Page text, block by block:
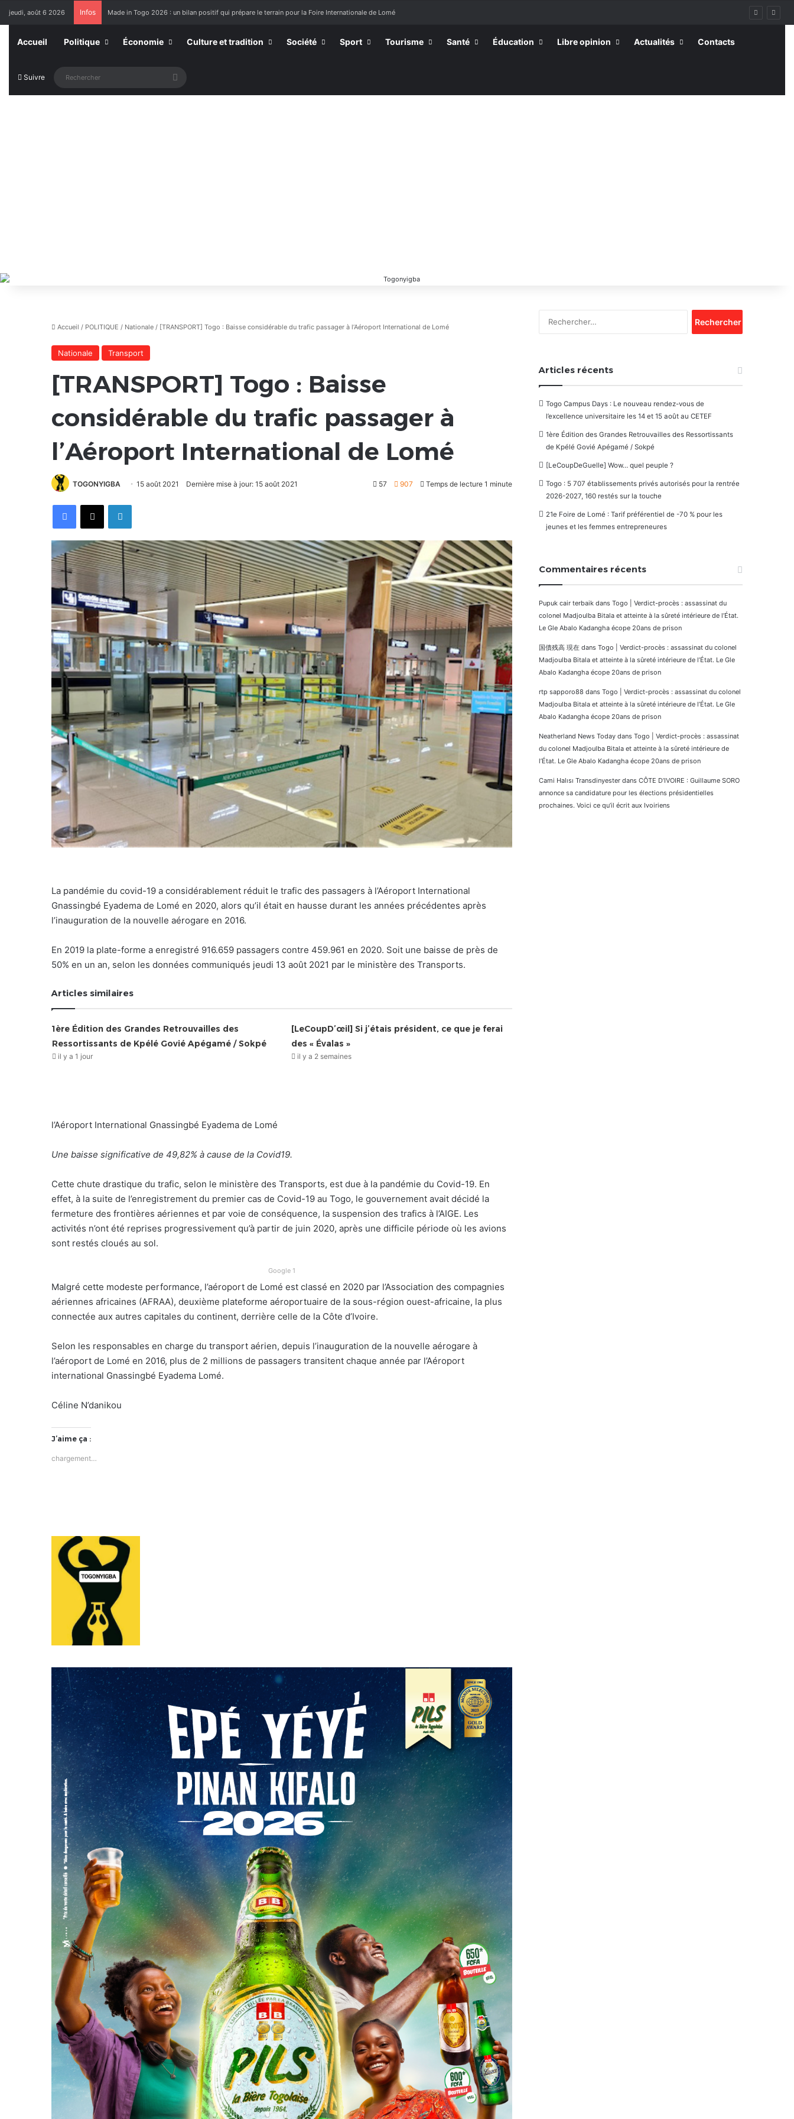
jeudi, août 6 2026 Infos Made in Togo 2026 : un bilan positif qui prépare le terrain pour la Foire Internationale de Lomé
Accueil Politique Économie Culture et tradition Société Sport Tourisme Santé Éducation Libre opinion Actualités Contacts
Suivre Rechercher
Accueil / POLITIQUE / Nationale / [TRANSPORT] Togo : Baisse considérable du trafic passager à l’Aéroport International de Lomé
Nationale Transport
[TRANSPORT] Togo : Baisse
considérable du trafic passager à
l’Aéroport International de Lomé
TOGONYIGBA 15 août 2021 Dernière mise à jour: 15 août 2021 57 907 Temps de lecture 1 minute
FacebookX Linkedin
La pandémie du covid-19 a considérablement réduit le trafic des passagers à l’Aéroport International
Gnassingbé Eyadema de Lomé en 2020, alors qu’il était en hausse durant les années précédentes après
l’inauguration de la nouvelle aérogare en 2016.
En 2019 la plate-forme a enregistré 916.659 passagers contre 459.961 en 2020. Soit une baisse de près de
50% en un an, selon les données communiqués jeudi 13 août 2021 par le ministère des Transports.
Articles similaires
1ère Édition des Grandes Retrouvailles des
Ressortissants de Kpélé Govié Apégamé / Sokpé
il y a 1 jour
[LeCoupD’œil] Si j’étais président, ce que je ferai
des « Évalas »
il y a 2 semaines
l’Aéroport International Gnassingbé Eyadema de Lomé
Une baisse significative de 49,82% à cause de la Covid19.
Cette chute drastique du trafic, selon le ministère des Transports, est due à la pandémie du Covid-19. En
effet, à la suite de l’enregistrement du premier cas de Covid-19 au Togo, le gouvernement avait décidé la
fermeture des frontières aériennes et par voie de conséquence, la suspension des trafics à l’AIGE. Les
activités n’ont été reprises progressivement qu’à partir de juin 2020, après une difficile période où les avions
sont restés cloués au sol.
Google 1
Malgré cette modeste performance, l’aéroport de Lomé est classé en 2020 par l’Association des compagnies
aériennes africaines (AFRAA), deuxième plateforme aéroportuaire de la sous-région ouest-africaine, la plus
connectée aux autres capitales du continent, derrière celle de la Côte d’Ivoire.
Selon les responsables en charge du transport aérien, depuis l’inauguration de la nouvelle aérogare à
l’aéroport de Lomé en 2016, plus de 2 millions de passagers transitent chaque année par l’Aéroport
international Gnassingbé Eyadema Lomé.
Céline N’danikou
J’aime ça :
chargement…
Articles récents
Togo Campus Days : Le nouveau rendez-vous de
l’excellence universitaire les 14 et 15 août au CETEF
1ère Édition des Grandes Retrouvailles des Ressortissants
de Kpélé Govié Apégamé / Sokpé
[LeCoupDeGuelle] Wow… quel peuple ?
Togo : 5 707 établissements privés autorisés pour la rentrée
2026-2027, 160 restés sur la touche
21e Foire de Lomé : Tarif préférentiel de -70 % pour les
jeunes et les femmes entrepreneures
Commentaires récents
Pupuk cair terbaik dans Togo | Verdict-procès : assassinat du
colonel Madjoulba Bitala et atteinte à la sûreté intérieure de l’État.
Le Gle Abalo Kadangha écope 20ans de prison
国債残高 現在 dans Togo | Verdict-procès : assassinat du colonel
Madjoulba Bitala et atteinte à la sûreté intérieure de l’État. Le Gle
Abalo Kadangha écope 20ans de prison
rtp sapporo88 dans Togo | Verdict-procès : assassinat du colonel
Madjoulba Bitala et atteinte à la sûreté intérieure de l’État. Le Gle
Abalo Kadangha écope 20ans de prison
Neatherland News Today dans Togo | Verdict-procès : assassinat
du colonel Madjoulba Bitala et atteinte à la sûreté intérieure de
l’État. Le Gle Abalo Kadangha écope 20ans de prison
Cami Halısı Transdinyester dans CÔTE D’IVOIRE : Guillaume SORO
annonce sa candidature pour les élections présidentielles
prochaines. Voici ce qu’il écrit aux Ivoiriens